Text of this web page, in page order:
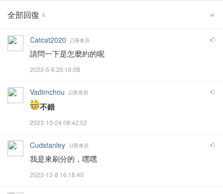
全部回復 6
Catcat2020 註冊會員
請問一下是怎麼約的呢
2023-5-6 20:16:08
Vadimchou 註冊會員
不錯
2023-10-24 08:42:02
Cudstanley 註冊會員
我是來刷分的，嘿嘿
2023-12-8 16:18:40